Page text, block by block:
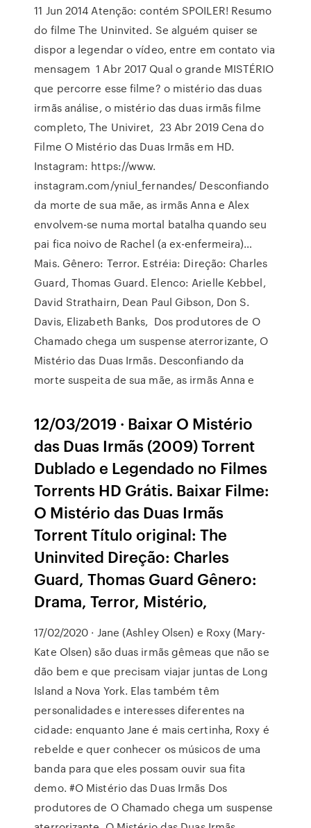
11 Jun 2014 Atenção: contém SPOILER! Resumo
do filme The Uninvited. Se alguém quiser se
dispor a legendar o vídeo, entre em contato via
mensagem 1 Abr 2017 Qual o grande MISTÉRIO
que percorre esse filme? o mistério das duas
irmãs análise, o mistério das duas irmãs filme
completo, The Univiret, 23 Abr 2019 Cena do
Filme O Mistério das Duas Irmãs em HD.
Instagram: https://www.
instagram.com/yniul_fernandes/ Desconfiando
da morte de sua mãe, as irmãs Anna e Alex
envolvem-se numa mortal batalha quando seu
pai fica noivo de Rachel (a ex-enfermeira)…
Mais. Gênero: Terror. Estréia: Direção: Charles
Guard, Thomas Guard. Elenco: Arielle Kebbel,
David Strathairn, Dean Paul Gibson, Don S.
Davis, Elizabeth Banks, Dos produtores de O
Chamado chega um suspense aterrorizante, O
Mistério das Duas Irmãs. Desconfiando da
morte suspeita de sua mãe, as irmãs Anna e
12/03/2019 · Baixar O Mistério
das Duas Irmãs (2009) Torrent
Dublado e Legendado no Filmes
Torrents HD Grátis. Baixar Filme:
O Mistério das Duas Irmãs
Torrent Título original: The
Uninvited Direção: Charles
Guard, Thomas Guard Gênero:
Drama, Terror, Mistério,
17/02/2020 · Jane (Ashley Olsen) e Roxy (Mary-
Kate Olsen) são duas irmãs gêmeas que não se
dão bem e que precisam viajar juntas de Long
Island a Nova York. Elas também têm
personalidades e interesses diferentes na
cidade: enquanto Jane é mais certinha, Roxy é
rebelde e quer conhecer os músicos de uma
banda para que eles possam ouvir sua fita
demo. #O Mistério das Duas Irmãs Dos
produtores de O Chamado chega um suspense